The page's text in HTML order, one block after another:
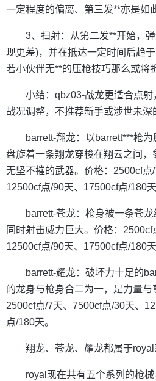
一定程度的偏离、第三发**亦是如
3、扫射：从第二发**开始，
现更差)，并在抵达一定时间后趋
若小伙伴无**的压枪技巧那么或将
小结：qbz03-战龙更适合点
战况调整，不推荐新手或涉世未深
barrett-翔龙：以barrett***枪
盘旋着一条翔龙穿梭在翔云之间
无坚不摧的武器。价格：2500cf点/
12500cf点/90天、17500cf点/180天
barrett-苍龙：枪身被一条苍龙
同时射击威力巨大。价格：2500cf
12500cf点/90天、17500cf点/180天
barrett-耀龙：破坏力十足的
的龙身与枪身合二为一，是力量与
2500cf点/7天、7500cf点/30天、
点/180天。
翔龙、苍龙、耀龙都属于royal
royal现在共有五个系列的枪